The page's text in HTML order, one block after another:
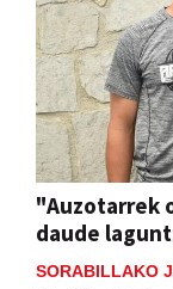
"Auzotarrek
daude
SORABILLAKO